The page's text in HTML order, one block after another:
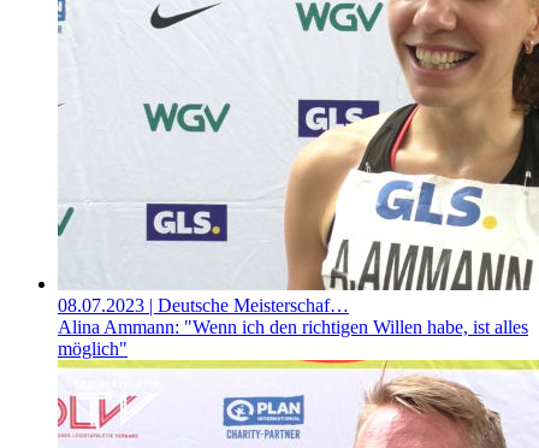
08.07.2023 | Deutsche Meisterschaf…
Alina Ammann: "Wenn ich den richtigen Willen habe, ist alles
möglich"